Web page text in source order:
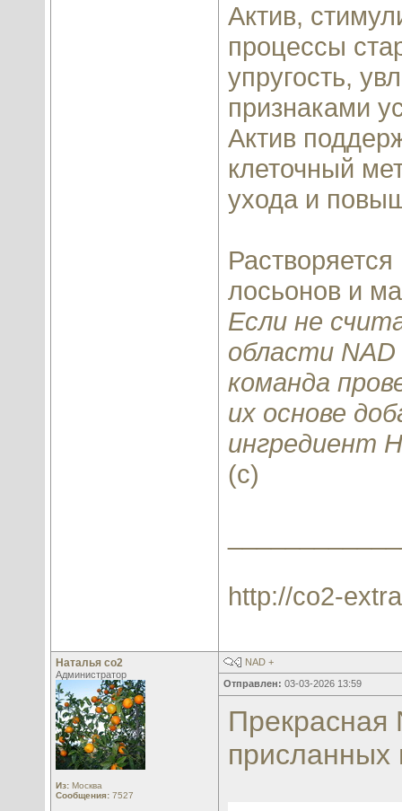
Актив,
процессы
упругость,
признаками
Актив
клеточный
ухода и
лосьонов и
Если не
области
команда
их основе
ингредиент
(с)
http://co2-
Наталья со2
Администратор
Из: Москва
Сообщения: 7527
NAD +
Отправлен: 03-03-2026 13:59
Прекрасная